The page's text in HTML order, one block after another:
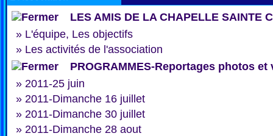
LES AMIS DE LA CHAPELLE SAINTE
» L'équipe, Les objectifs
» Les activités de l'association
PROGRAMMES-Reportages photos et
» 2011-25 juin
» 2011-Dimanche 16 juillet
» 2011-Dimanche 30 juillet
» 2011-Dimanche 28 aout